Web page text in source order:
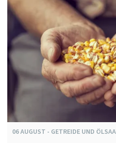
06AUGUST - GETREIDE UND